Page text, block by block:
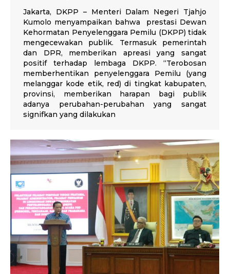
Jakarta, DKPP – Menteri Dalam Negeri Tjahjo
Kumolo menyampaikan bahwa prestasi Dewan
Kehormatan Penyelenggara Pemilu (DKPP) tidak
mengecewakan publik. Termasuk pemerintah
dan DPR, memberikan apreasi yang sangat
positif terhadap lembaga DKPP. “Terobosan
memberhentikan penyelenggara Pemilu (yang
melanggar kode etik, red) di tingkat kabupaten,
provinsi, memberikan harapan bagi publik
adanya perubahan-perubahan yang sangat
signifkan yang dilakukan